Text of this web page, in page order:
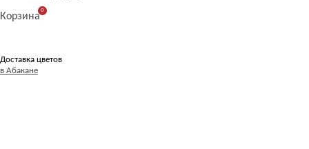
Корзина
0
Доставка цветов
в Абакане